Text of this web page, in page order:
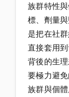
族群特性
標、劑量
是把在社
直接套用
背後的生
要極力避
族群與個